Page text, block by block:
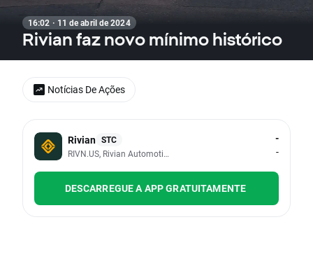
16:02 · 11 de abril de 2024
Rivian faz novo mínimo histórico
Rivian STC
RIVN.US, Rivian Automotive Inc - Class A
-
-
DESCARREGUE A APP GRATUITAMENTE
Notícias De Ações